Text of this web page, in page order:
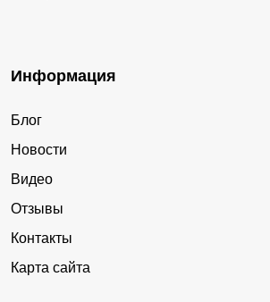
Информация
Блог
Новости
Видео
Отзывы
Контакты
Карта сайта